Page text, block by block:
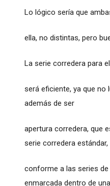
Lo lógico sería que
ella, no distintas, pero
La serie corredera para
será eficiente, ya que no
además de ser
apertura corredera, que
serie corredera estándar,
conforme a las series
enmarcada dentro de una